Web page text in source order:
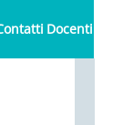
Docenti